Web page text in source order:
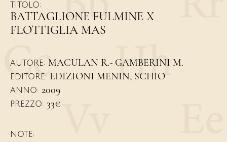
TITOLO:
BATTAGLIONE FULMINE X
FLOTTIGLIA MAS
AUTORE: MACULAN R.- GAMBERINI M.
EDITORE: EDIZIONI MENIN, SCHIO
ANNO: 2009
PREZZO: 33€
NOTE: